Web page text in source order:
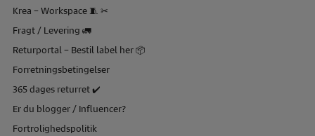
Krea – Workspace 🧵 ✂
Fragt / Levering 🚛
Returportal – Bestil label her 📦
Forretningsbetingelser
365 dages returret ✔️
Er du blogger / Influencer?
Fortrolighedspolitik